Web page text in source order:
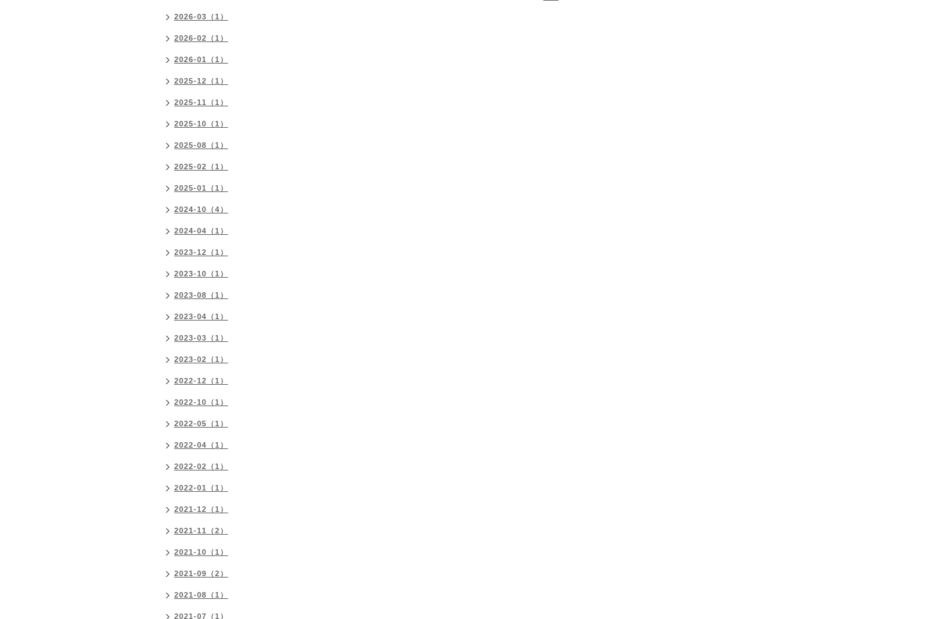
2026-03（1）
2026-02（1）
2026-01（1）
2025-12（1）
2025-11（1）
2025-10（1）
2025-08（1）
2025-02（1）
2025-01（1）
2024-10（4）
2024-04（1）
2023-12（1）
2023-10（1）
2023-08（1）
2023-04（1）
2023-03（1）
2023-02（1）
2022-12（1）
2022-10（1）
2022-05（1）
2022-04（1）
2022-02（1）
2022-01（1）
2021-12（1）
2021-11（2）
2021-10（1）
2021-09（2）
2021-08（1）
2021-07（1）